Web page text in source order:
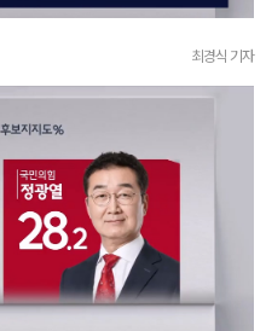
최경식 기자